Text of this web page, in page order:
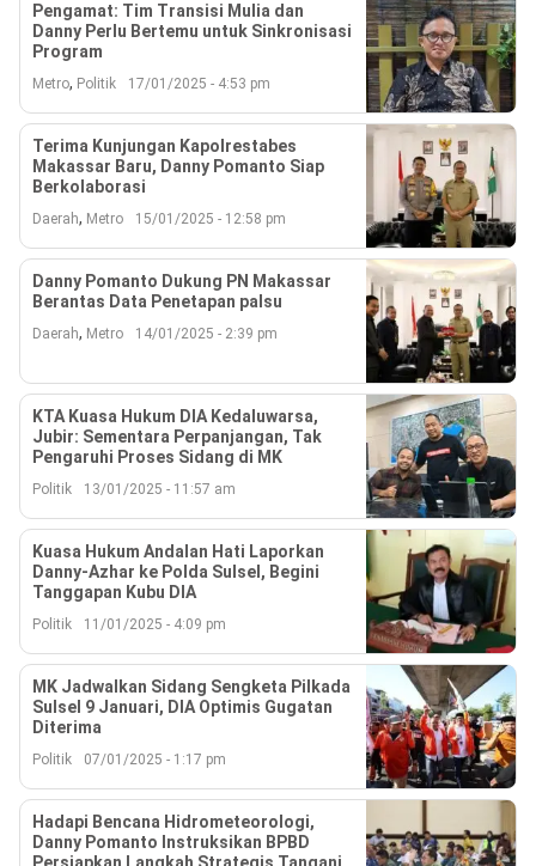
Pengamat: Tim Transisi Mulia dan
Danny Perlu Bertemu untuk Sinkronisasi
Program
Metro, Politik 17/01/2025 - 4:53 pm
Terima Kunjungan Kapolrestabes
Makassar Baru, Danny Pomanto Siap
Berkolaborasi
Daerah, Metro 15/01/2025 - 12:58 pm
Danny Pomanto Dukung PN Makassar
Berantas Data Penetapan palsu
Daerah, Metro 14/01/2025 - 2:39 pm
KTA Kuasa Hukum DIA Kedaluwarsa,
Jubir: Sementara Perpanjangan, Tak
Pengaruhi Proses Sidang di MK
Politik 13/01/2025 - 11:57 am
Kuasa Hukum Andalan Hati Laporkan
Danny-Azhar ke Polda Sulsel, Begini
Tanggapan Kubu DIA
Politik 11/01/2025 - 4:09 pm
MK Jadwalkan Sidang Sengketa Pilkada
Sulsel 9 Januari, DIA Optimis Gugatan
Diterima
Politik 07/01/2025 - 1:17 pm
Hadapi Bencana Hidrometeorologi,
Danny Pomanto Instruksikan BPBD